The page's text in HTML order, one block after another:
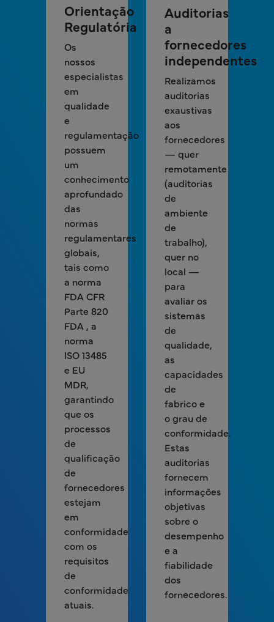
Orientação
Regulatória
Os
nossos
especialistas
em
qualidade
e
regulamentação
possuem
um
conhecimento
aprofundado
das
normas
regulamentares
globais,
tais como
a norma
FDA CFR
Parte 820
FDA , a
norma
ISO 13485
e EU
MDR,
garantindo
que os
processos
de
qualificação
de
fornecedores
estejam
em
conformidade
com os
requisitos
de
conformidade
atuais.
Auditorias
a
fornecedores
independentes
Realizamos
auditorias
exaustivas
aos
fornecedores
— quer
remotamente
(auditorias
de
ambiente
de
trabalho),
quer no
local —
para
avaliar os
sistemas
de
qualidade,
as
capacidades
de
fabrico e
o grau de
conformidade.
Estas
auditorias
fornecem
informações
objetivas
sobre o
desempenho
e a
fiabilidade
dos
fornecedores.